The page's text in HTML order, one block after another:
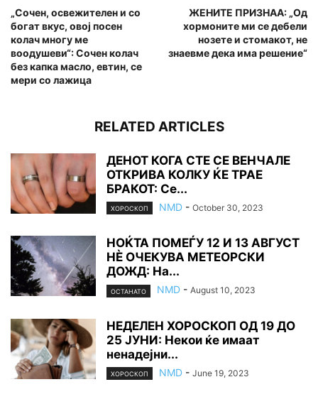
„Сочен, освежителен и со
богат вкус, овој посен
колач многу ме
воодушеви“: Сочен колач
без капка масло, евтин, се
мери со лажица
ЖЕНИТЕ ПРИЗНАА: „Од
хормоните ми се дебели
нозете и стомакот, не
знаевме дека има решение“
RELATED ARTICLES
ДЕНОТ КОГА СТЕ СЕ ВЕНЧАЛЕ
ОТКРИВА КОЛКУ ЌЕ ТРАЕ
БРАКОТ: Се...
ХОРОСКОП NMD - October 30, 2023
НОЌТА ПОМЕЃУ 12 И 13 АВГУСТ
НÈ ОЧЕКУВА МЕТЕОРСКИ
ДОЖД: На...
ОСТАНАТО NMD - August 10, 2023
НЕДЕЛЕН ХОРОСКОП ОД 19 ДО
25 ЈУНИ: Некои ќе имаат
ненадејни...
ХОРОСКОП NMD - June 19, 2023